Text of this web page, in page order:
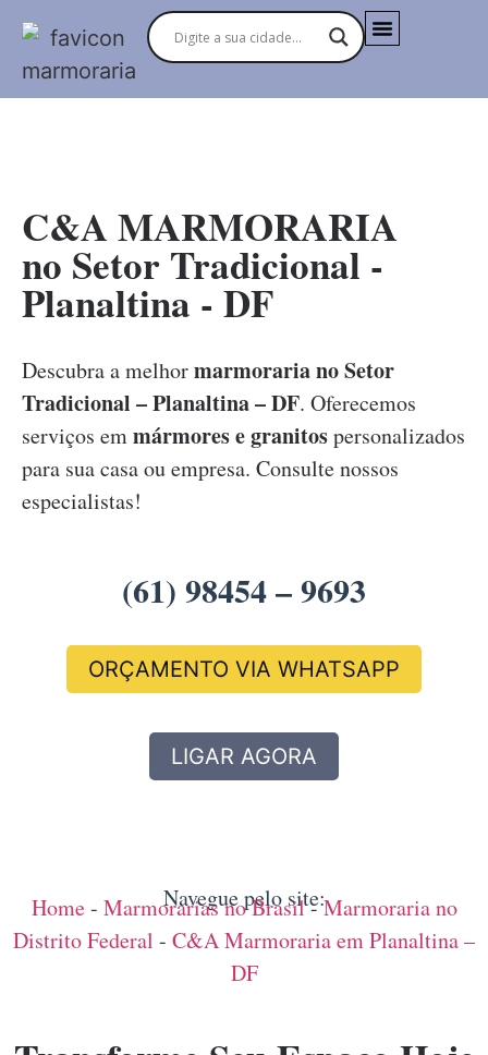
C&A MARMORARIA
no Setor Tradicional -
Planaltina - DF
Descubra a melhormarmoraria no Setor
Tradicional – Planaltina – DF. Oferecemos
serviços emmármores e granitospersonalizados
para sua casa ou empresa. Consulte nossos
especialistas!
(61) 98454 – 9693
ORÇAMENTO VIA WHATSAPP
LIGAR AGORA
Navegue pelo site:
Home- Marmorarias no Brasil-Marmoraria no
Distrito Federal - C&A Marmoraria em Planaltina –
DF